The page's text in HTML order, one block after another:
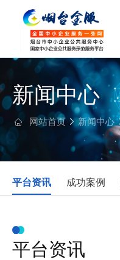
新闻中心
网站首页 新闻中心
平台资讯 成功案例
平台资讯